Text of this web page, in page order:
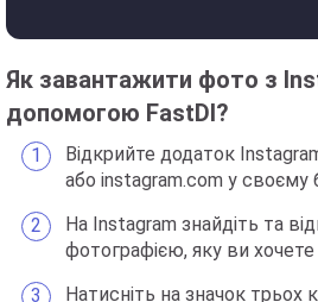
Як завантажити фото з
допомогою FastDl?
Відкрийте додаток
або instagram.com у своєму
На Instagram знайдіть та
фотографією, яку ви
Натисніть на значок трьох